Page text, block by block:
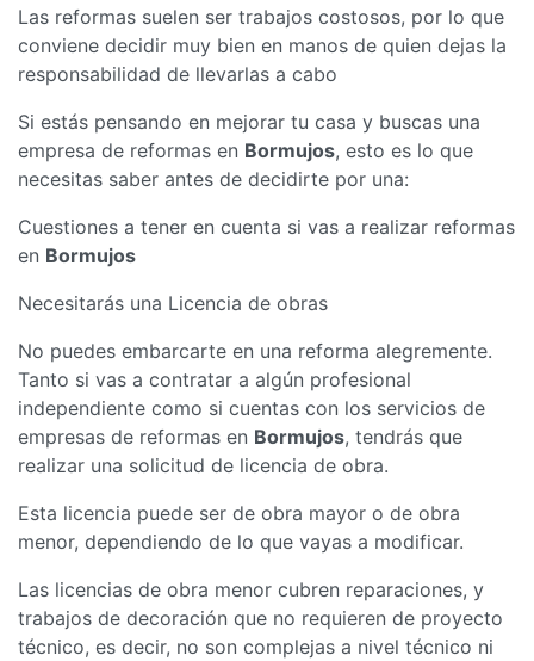
Las reformas suelen ser trabajos costosos, por lo que
conviene decidir muy bien en manos de quien dejas la
responsabilidad de llevarlas a cabo
Si estás pensando en mejorar tu casa y buscas una
empresa de reformas en Bormujos, esto es lo que
necesitas saber antes de decidirte por una:
Cuestiones a tener en cuenta si vas a realizar reformas
en Bormujos
Necesitarás una Licencia de obras
No puedes embarcarte en una reforma alegremente.
Tanto si vas a contratar a algún profesional
independiente como si cuentas con los servicios de
empresas de reformas en Bormujos, tendrás que
realizar una solicitud de licencia de obra.
Esta licencia puede ser de obra mayor o de obra
menor, dependiendo de lo que vayas a modificar.
Las licencias de obra menor cubren reparaciones, y
trabajos de decoración que no requieren de proyecto
técnico, es decir, no son complejas a nivel técnico ni